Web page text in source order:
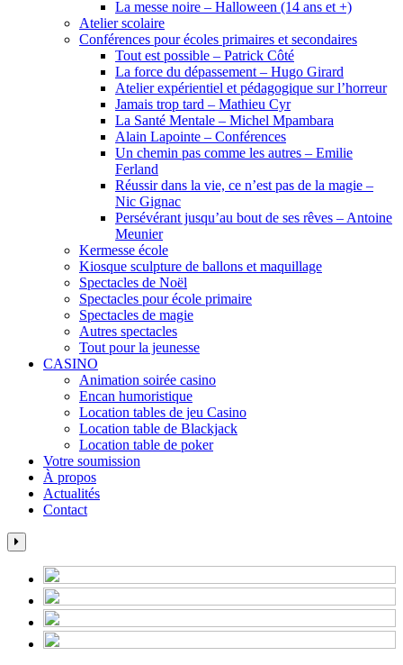
La messe noire – Halloween (14 ans et +)
Atelier scolaire
Conférences pour écoles primaires et secondaires
Tout est possible – Patrick Côté
La force du dépassement – Hugo Girard
Atelier expérientiel et pédagogique sur l’horreur
Jamais trop tard – Mathieu Cyr
La Santé Mentale – Michel Mpambara
Alain Lapointe – Conférences
Un chemin pas comme les autres – Emilie
Ferland
Réussir dans la vie, ce n’est pas de la magie –
Nic Gignac
Persévérant jusqu’au bout de ses rêves – Antoine
Meunier
Kermesse école
Kiosque sculpture de ballons et maquillage
Spectacles de Noël
Spectacles pour école primaire
Spectacles de magie
Autres spectacles
Tout pour la jeunesse
CASINO
Animation soirée casino
Encan humoristique
Location tables de jeu Casino
Location table de Blackjack
Location table de poker
Votre soumission
À propos
Actualités
Contact